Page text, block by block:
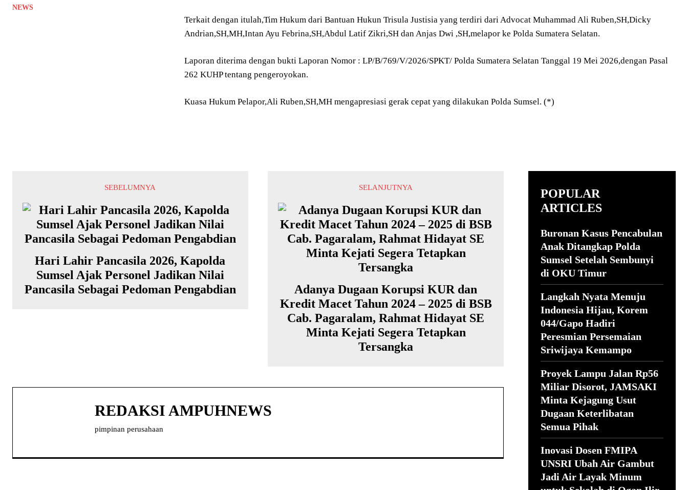
NEWS
Terkait dengan itulah,Tim Hukum dari Bantuan Hukun Trisula Justisia yang terdiri dari Advocat Muhammad Ali Ruben,SH,Dicky
Andrian,SH,MH,Intan Ayu Febrina,SH,Abdul Latif Zikri,SH dan Anjas Dwi ,SH,melapor ke Polda Sumatera Selatan.
Laporan diterima dengan bukti Laporan Nomor : LP/B/769/V/2026/SPKT/ Polda Sumatera Selatan Tanggal 19 Mei 2026,dengan Pasal
262 KUHP tentang pengeroyokan.
Kuasa Hukum Pelapor,Ali Ruben,SH,MH mengapresiasi gerak cepat yang dilakukan Polda Sumsel. (*)
SEBELUMNYA
Hari Lahir Pancasila 2026, Kapolda
Sumsel Ajak Personel Jadikan Nilai
Pancasila Sebagai Pedoman Pengabdian
SELANJUTNYA
Adanya Dugaan Korupsi KUR dan
Kredit Macet Tahun 2024 – 2025 di BSB
Cab. Pagaralam, Rahmat Hidayat SE
Minta Kejati Segera Tetapkan
Tersangka
REDAKSI AMPUHNEWS
pimpinan perusahaan
POPULAR
ARTICLES
Buronan Kasus Pencabulan
Anak Ditangkap Polda
Sumsel Setelah Sembunyi
di OKU Timur
Langkah Nyata Menuju
Indonesia Hijau, Korem
044/Gapo Hadiri
Peresmian Persemaian
Sriwijaya Kemampo
Proyek Lampu Jalan Rp56
Miliar Disorot, JAMSAKI
Minta Kejagung Usut
Dugaan Keterlibatan
Semua Pihak
Inovasi Dosen FMIPA
UNSRI Ubah Air Gambut
Jadi Air Layak Minum